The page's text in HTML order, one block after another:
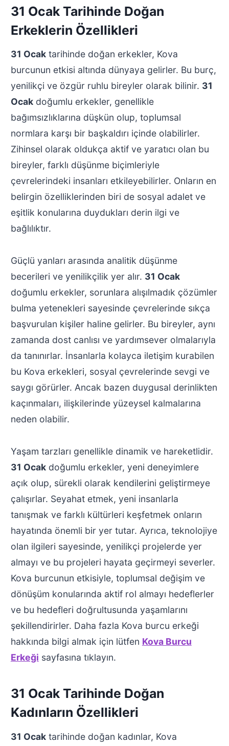
31 Ocak Tarihinde Doğan
Erkeklerin Özellikleri
31 Ocaktarihinde doğan erkekler, Kova
burcunun etkisi altında dünyaya gelirler. Bu burç,
yenilikçi ve özgür ruhlu bireyler olarak bilinir. 31
Ocakdoğumlu erkekler, genellikle
bağımsızlıklarına düşkün olup, toplumsal
normlara karşı bir başkaldırı içinde olabilirler.
Zihinsel olarak oldukça aktif ve yaratıcı olan bu
bireyler, farklı düşünme biçimleriyle
çevrelerindeki insanları etkileyebilirler. Onların en
belirgin özelliklerinden biri de sosyal adalet ve
eşitlik konularına duydukları derin ilgi ve
bağlılıktır.
Güçlü yanları arasında analitik düşünme
becerileri ve yenilikçilik yer alır. 31 Ocak
doğumlu erkekler, sorunlara alışılmadık çözümler
bulma yetenekleri sayesinde çevrelerinde sıkça
başvurulan kişiler haline gelirler. Bu bireyler, aynı
zamanda dost canlısı ve yardımsever olmalarıyla
da tanınırlar. İnsanlarla kolayca iletişim kurabilen
bu Kova erkekleri, sosyal çevrelerinde sevgi ve
saygı görürler. Ancak bazen duygusal derinlikten
kaçınmaları, ilişkilerinde yüzeysel kalmalarına
neden olabilir.
Yaşam tarzları genellikle dinamik ve hareketlidir.
31 Ocakdoğumlu erkekler, yeni deneyimlere
açık olup, sürekli olarak kendilerini geliştirmeye
çalışırlar. Seyahat etmek, yeni insanlarla
tanışmak ve farklı kültürleri keşfetmek onların
hayatında önemli bir yer tutar. Ayrıca, teknolojiye
olan ilgileri sayesinde, yenilikçi projelerde yer
almayı ve bu projeleri hayata geçirmeyi severler.
Kova burcunun etkisiyle, toplumsal değişim ve
dönüşüm konularında aktif rol almayı hedeflerler
ve bu hedefleri doğrultusunda yaşamlarını
şekillendirirler. Daha fazla Kova burcu erkeği
hakkında bilgi almak için lütfen Kova Burcu
Erkeği sayfasına tıklayın.
31 Ocak Tarihinde Doğan
Kadınların Özellikleri
31 Ocaktarihinde doğan kadınlar, Kova